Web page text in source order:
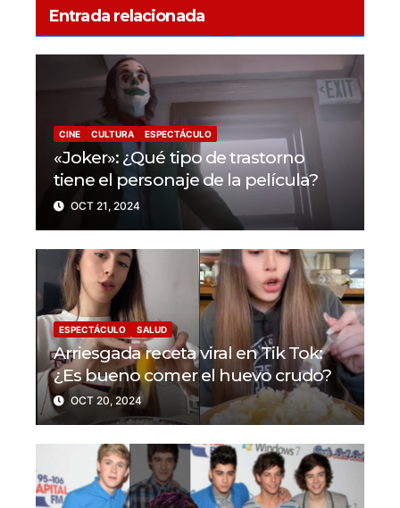
Entrada relacionada
CINE CULTURA ESPECTÁCULO
«Joker»: ¿Qué tipo de trastorno
tiene el personaje de la película?
OCT 21, 2024
ESPECTÁCULO SALUD
Arriesgada receta viral en Tik Tok:
¿Es bueno comer el huevo crudo?
OCT 20, 2024